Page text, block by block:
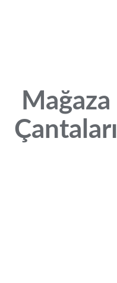
Mağaza
Çantaları